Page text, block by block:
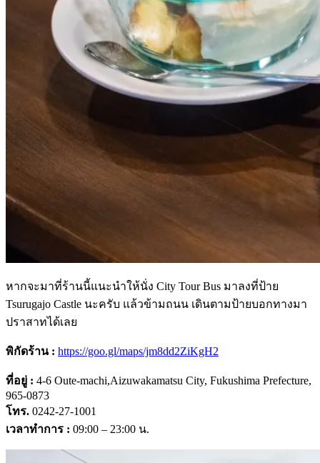
หากจะมาที่ร้านนี้แนะนำให้นั่ง City Tour Bus มาลงที่ป้าย
Tsurugajo Castle นะครับ แล้วข้ามถนน เดินตามป้ายบอกทางมา
ปราสาทได้เลย
พิกัดร้าน : https://goo.gl/maps/jm8dd2ZiKgH2
ที่อยู่ : 4-6 Oute-machi,Aizuwakamatsu City, Fukushima Prefecture,
965-0873
โทร. 0242-27-1001
เวลาทำการ : 09:00 – 23:00 น.